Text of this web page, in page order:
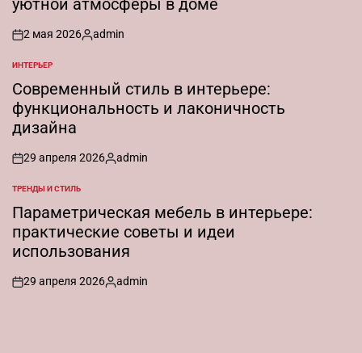
уютной атмосферы в доме
on
2 мая 2026
Запись
admin
ОПУБЛИКОВАНО
В
ИНТЕРЬЕР
Современный стиль в интерьере:
функциональность и лаконичность
дизайна
on
29 апреля 2026
Запись
admin
ОПУБЛИКОВАНО
В
ТРЕНДЫ И СТИЛЬ
Параметрическая мебель в интерьере:
практические советы и идеи
использования
on
29 апреля 2026
Запись
admin